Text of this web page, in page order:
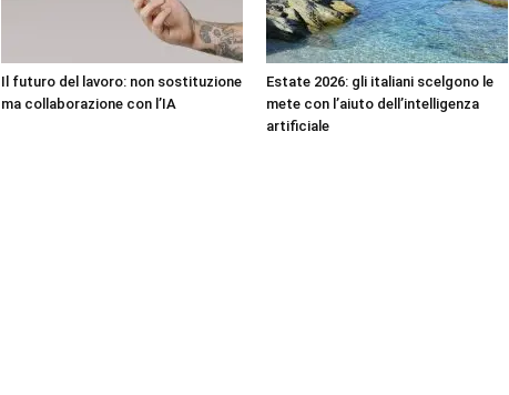
Il futuro del lavoro: non sostituzione
ma collaborazione con l’IA
Estate 2026: gli italiani scelgono le
mete con l’aiuto dell’intelligenza
artificiale